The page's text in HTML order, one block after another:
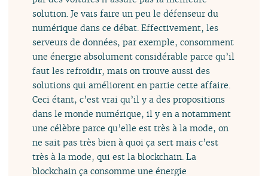
solution. Je vais faire un peu le défenseur du
numérique dans ce débat. Effectivement, les
serveurs de données, par exemple, consomment
une énergie absolument considérable parce qu’il
faut les refroidir, mais on trouve aussi des
solutions qui améliorent en partie cette affaire.
Ceci étant, c’est vrai qu’il y a des propositions
dans le monde numérique, il y en a notamment
une célèbre parce qu’elle est très à la mode, on
ne sait pas très bien à quoi ça sert mais c’est
très à la mode, qui est la blockchain. La
blockchain ça consomme une énergie